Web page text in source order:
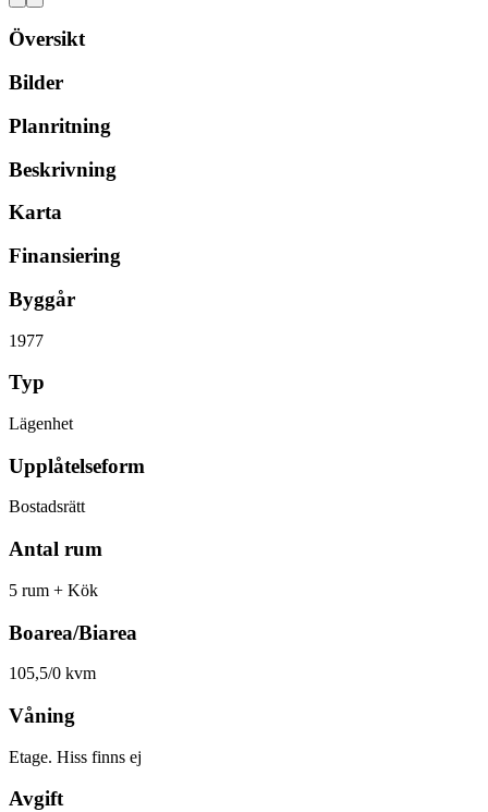
Översikt
Bilder
Planritning
Beskrivning
Karta
Finansiering
Byggår
1977
Typ
Lägenhet
Upplåtelseform
Bostadsrätt
Antal rum
5 rum + Kök
Boarea/Biarea
105,5/0 kvm
Våning
Etage. Hiss finns ej
Avgift